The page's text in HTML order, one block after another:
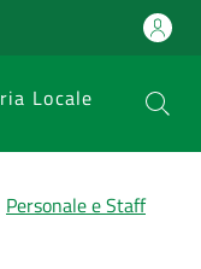
Locale
Personale e Staff